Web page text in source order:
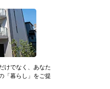
けでなく、あなた
「暮らし」をご提